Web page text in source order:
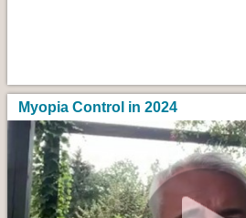
Myopia Control in 2024